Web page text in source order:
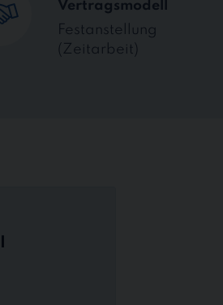
Vertragsmodell
Festanstellung
(Zeitarbeit)